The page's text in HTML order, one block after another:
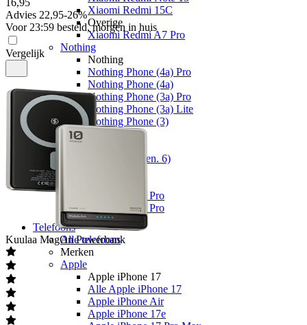
Xiaomi Redmi 15C
Overige
Xiaomi Redmi A7 Pro
Nothing
Nothing
Nothing Phone (4a) Pro
Nothing Phone (4a)
Nothing Phone (3a) Pro
Nothing Phone (3a) Lite
Nothing Phone (3)
Fairphone
Fairphone (Gen. 6)
Realme GT 8 Pro
Realme GT 7 Pro
Telefoons
Alle telefoons
Merken
Apple
Apple iPhone 17
Alle Apple iPhone 17
Apple iPhone Air
Apple iPhone 17e
16,95
Advies 22,95-26%
Voor 23:59 besteld, morgen in huis
Vergelijk
Kuulaa MagOn Powerbank